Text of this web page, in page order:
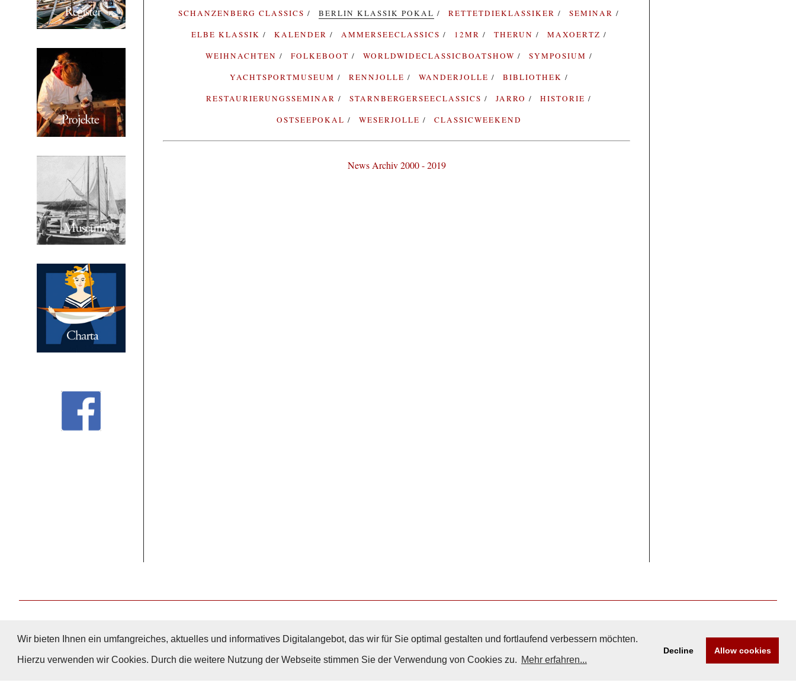
Wir bieten Ihnen ein umfangreiches, aktuelles und informatives Digitalangebot, das wir für Sie optimal gestalten und fortlaufend verbessern möchten.
Hierzu verwenden wir Cookies. Durch die weitere Nutzung der Webseite stimmen Sie der Verwendung von Cookies zu. Mehr erfahren...
Decline Allow cookies
SCHANZENBERG CLASSICS
BERLIN KLASSIK POKAL RETTETDIEKLASSIKER
SEMINAR
ELBE KLASSIK
KALENDER AMMERSEECLASSICS 12MR THERUN
MAXOERTZ
WEIHNACHTEN
FOLKEBOOT WORLDWIDECLASSICBOATSHOW
SYMPOSIUM
YACHTSPORTMUSEUM
RENNJOLLE WANDERJOLLE
BIBLIOTHEK
RESTAURIERUNGSSEMINAR
STARNBERGERSEECLASSICS JARRO
HISTORIE
OSTSEEPOKAL
WESERJOLLE CLASSICWEEKEND
News Archiv 2000 - 2019
Nach Oben